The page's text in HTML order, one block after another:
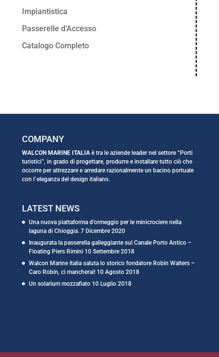
Impiantistica
Passerelle d’Accesso
Catalogo Completo
COMPANY
WALCON MARINE ITALIAè tra le aziende leader nel settore “Porti
turistici”, in grado di progettare, produrre e installare tutto ciò che
occorre per attrezzare e arredare razionalmente un bacino portuale
con l`eleganza del design italiano.
LATEST NEWS
Una nuova piattaforma d’ormeggio per le minicrociere nella
laguna di Chioggia. 7 Dicembre 2020
Inaugurata la passerella galleggiante sul Canale Porto Antico –
Floating Piers Rimini 10 Settembre 2018
Walcon Marine Italia saluta lo storico fondatore Robin Walters –
Caro Robin, ci mancherai! 10 Agosto 2018
Un solarium mozzafiato 10 Luglio 2018